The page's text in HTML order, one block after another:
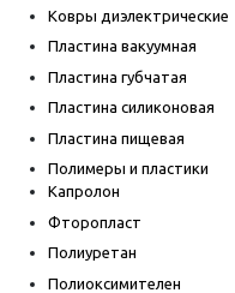
Ковры диэлектрические
Пластина вакуумная
Пластина губчатая
Пластина силиконовая
Пластина пищевая
Полимеры и пластики
Капролон
Фторопласт
Полиуретан
Полиоксимителен